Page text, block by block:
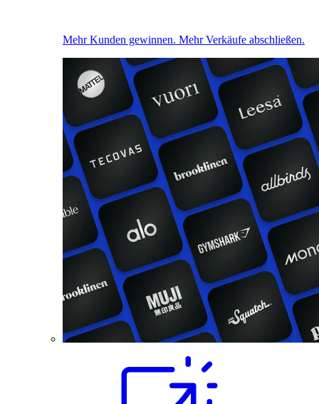
Mehr Kunden gewinnen. Mehr Verkäufe abschließen.